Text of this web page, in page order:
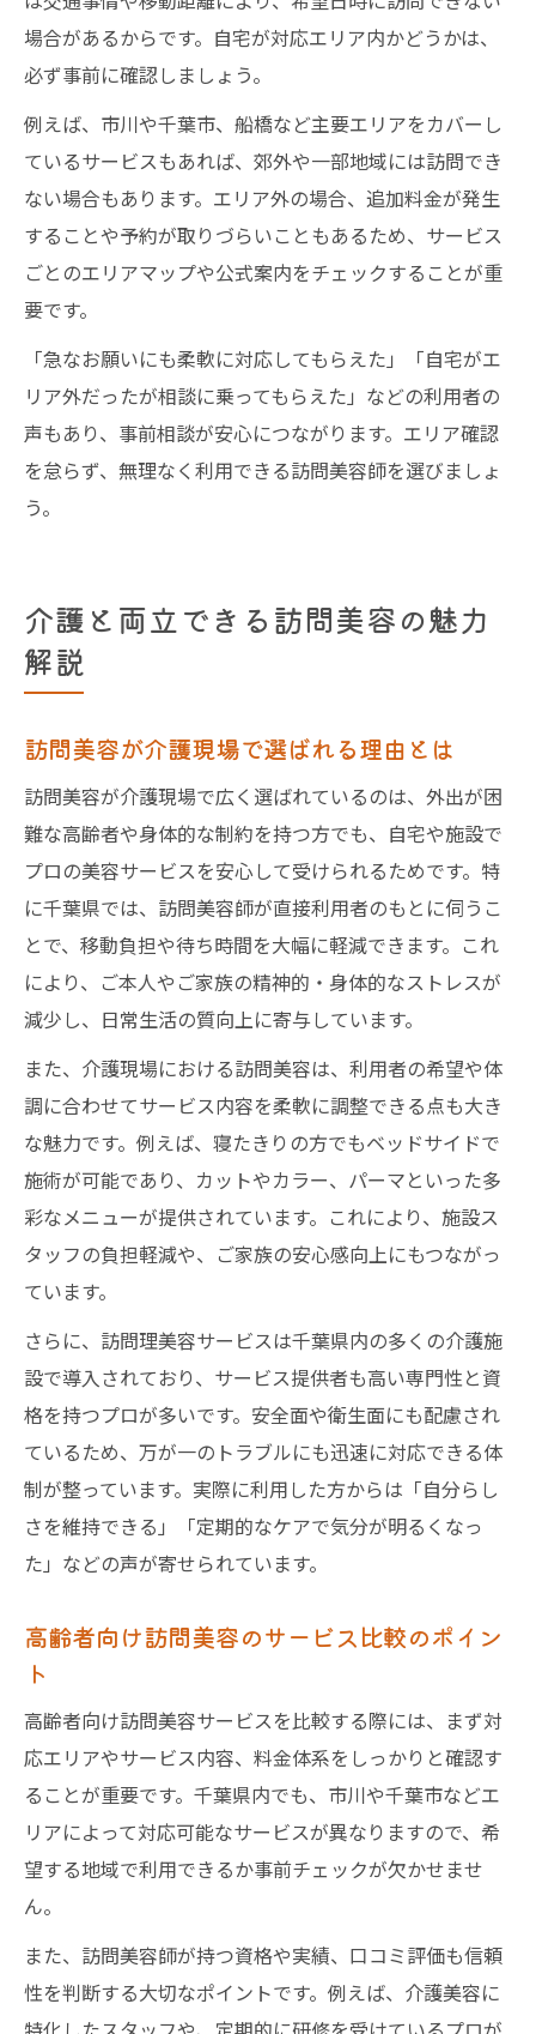
場合があるからです。自宅が対応エリア内かどうかは、
必ず事前に確認しましょう。
例えば、市川や千葉市、船橋など主要エリアをカバーし
ているサービスもあれば、郊外や一部地域には訪問でき
ない場合もあります。エリア外の場合、追加料金が発生
することや予約が取りづらいこともあるため、サービス
ごとのエリアマップや公式案内をチェックすることが重
要です。
「急なお願いにも柔軟に対応してもらえた」「自宅がエ
リア外だったが相談に乗ってもらえた」などの利用者の
声もあり、事前相談が安心につながります。エリア確認
を怠らず、無理なく利用できる訪問美容師を選びましょ
う。
介護と両立できる訪問美容の魅力
解説
訪問美容が介護現場で選ばれる理由とは
訪問美容が介護現場で広く選ばれているのは、外出が困
難な高齢者や身体的な制約を持つ方でも、自宅や施設で
プロの美容サービスを安心して受けられるためです。特
に千葉県では、訪問美容師が直接利用者のもとに伺うこ
とで、移動負担や待ち時間を大幅に軽減できます。これ
により、ご本人やご家族の精神的・身体的なストレスが
減少し、日常生活の質向上に寄与しています。
また、介護現場における訪問美容は、利用者の希望や体
調に合わせてサービス内容を柔軟に調整できる点も大き
な魅力です。例えば、寝たきりの方でもベッドサイドで
施術が可能であり、カットやカラー、パーマといった多
彩なメニューが提供されています。これにより、施設ス
タッフの負担軽減や、ご家族の安心感向上にもつながっ
ています。
さらに、訪問理美容サービスは千葉県内の多くの介護施
設で導入されており、サービス提供者も高い専門性と資
格を持つプロが多いです。安全面や衛生面にも配慮され
ているため、万が一のトラブルにも迅速に対応できる体
制が整っています。実際に利用した方からは「自分らし
さを維持できる」「定期的なケアで気分が明るくなっ
た」などの声が寄せられています。
高齢者向け訪問美容のサービス比較のポイン
ト
高齢者向け訪問美容サービスを比較する際には、まず対
応エリアやサービス内容、料金体系をしっかりと確認す
ることが重要です。千葉県内でも、市川や千葉市などエ
リアによって対応可能なサービスが異なりますので、希
望する地域で利用できるか事前チェックが欠かせませ
ん。
また、訪問美容師が持つ資格や実績、口コミ評価も信頼
性を判断する大切なポイントです。例えば、介護美容に